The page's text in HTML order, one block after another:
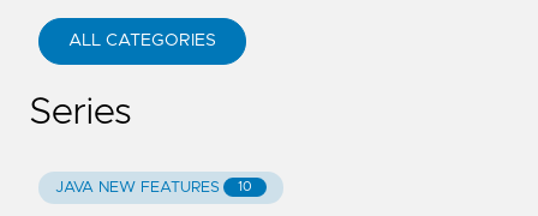
ALL CATEGORIES
Series
JAVA NEW FEATURES 10